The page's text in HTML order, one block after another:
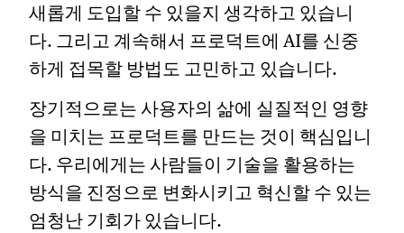
새롭게 도입할 수 있을지 생각하고 있습니
다. 그리고 계속해서 프로덕트에 AI를 신중
하게 접목할 방법도 고민하고 있습니다.
장기적으로는 사용자의 삶에 실질적인 영향
을 미치는 프로덕트를 만드는 것이 핵심입니
다. 우리에게는 사람들이 기술을 활용하는
방식을 진정으로 변화시키고 혁신할 수 있는
엄청난 기회가 있습니다.